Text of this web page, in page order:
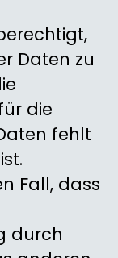
Daten zu
die
fehlt
Fall, dass
durch